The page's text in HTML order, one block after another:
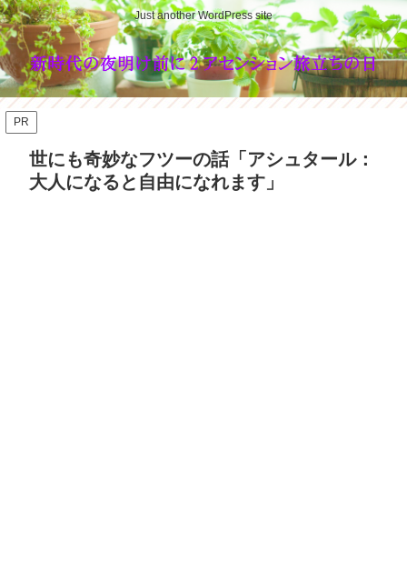
Just another WordPress site
PR
世にも奇妙なフツーの話「アシュタール：
大人になると自由になれます」